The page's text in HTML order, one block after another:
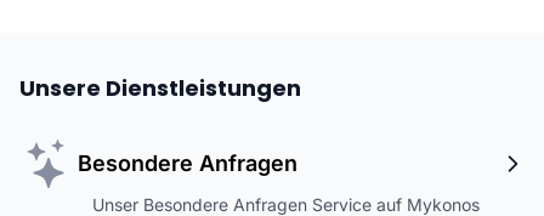
Unsere Dienstleistungen
Besondere Anfragen
Unser Besondere Anfragen Service auf Mykonos